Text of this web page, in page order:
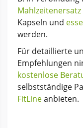
Mahlzeitenersatz
Kapseln und
werden.
Für detaillierte
Empfehlungen
kostenlose
selbstständige
FitLineanbieten.